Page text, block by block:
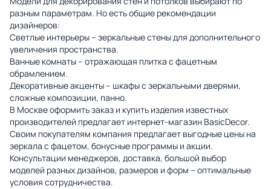
разным параметрам. Но есть общие рекомендации
дизайнеров:
Светлые интерьеры – зеркальные стены для дополнительного
увеличения пространства.
Ванные комнаты – отражающая плитка с фацетным
обрамлением.
Декоративные акценты – шкафы с зеркальными дверями,
сложные композиции, панно.
В Москве оформить заказ и купить изделия известных
производителей предлагает интернет-магазин BasicDecor.
Своим покупателям компания предлагает выгодные цены на
зеркала с фацетом, бонусные программы и акции.
Консультации менеджеров, доставка, большой выбор
моделей разных дизайнов, размеров и форм – оптимальные
условия сотрудничества.